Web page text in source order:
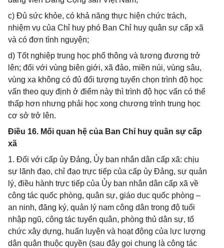
c) Đủ sức khỏe, có khả năng thực hiện chức trách,
nhiệm vụ của Chỉ huy phó Ban Chỉ huy quân sự cấp xã
và có đơn tình nguyện;
d) Tốt nghiệp trung học phổ thông và tương đương trở
lên; đối với vùng biên giới, xã đảo, miền núi, vùng sâu,
vùng xa không có đủ đối tượng tuyển chọn trình độ học
vấn theo quy định ở điểm này thì trình độ học vấn có thể
thấp hơn nhưng phải học xong chương trình trung học
cơ sở trở lên.
Điều 16. Mối quan hệ của Ban Chỉ huy quân sự cấp
xã
1. Đối với cấp ủy Đảng, Ủy ban nhân dân cấp xã: chịu
sự lãnh đạo, chỉ đạo trực tiếp của cấp ủy Đảng, sự quản
lý, điều hành trực tiếp của Ủy ban nhân dân cấp xã về
công tác quốc phòng, quân sự, giáo dục quốc phòng –
an ninh, đăng ký, quản lý nam công dân trong độ tuổi
nhập ngũ, công tác tuyển quân, phòng thủ dân sự, tổ
chức xây dựng, huấn luyện và hoạt động của lực lượng
dân quân thuộc quyền (sau đây gọi chung là công tác